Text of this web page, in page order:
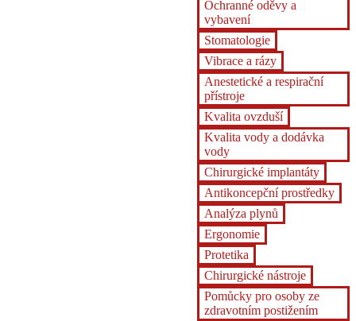
Ochranné oděvy a
vybavení
Stomatologie
Vibrace a rázy
Anestetické a respirační
přístroje
Kvalita ovzduší
Kvalita vody a dodávka
vody
Chirurgické implantáty
Antikoncepční prostředky
Analýza plynů
Ergonomie
Protetika
Chirurgické nástroje
Pomůcky pro osoby ze
zdravotním postižením